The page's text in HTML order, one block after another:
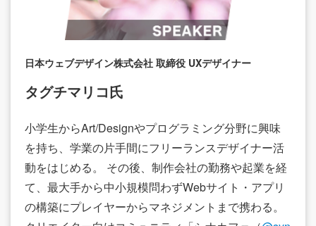
日本ウェブデザイン株式会社 取締役 UXデザイナー
タグチマリコ氏
小学生からArt/Designやプログラミング分野に興味
を持ち、学業の片手間にフリーランスデザイナー活
動をはじめる。 その後、制作会社の勤務や起業を経
て、最大手から中小規模問わずWebサイト・アプリ
の構築にプレイヤーからマネジメントまで携わる。